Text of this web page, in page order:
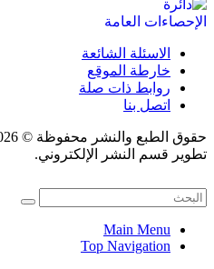
الاسئلة الشائعة
خارطة الموقع
روابط ذات صلة
اتصل بنا
تطوير قسم النشر الإلكتروني.
Main Menu
Top Navigation